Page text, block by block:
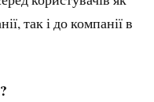
так і до компанії в